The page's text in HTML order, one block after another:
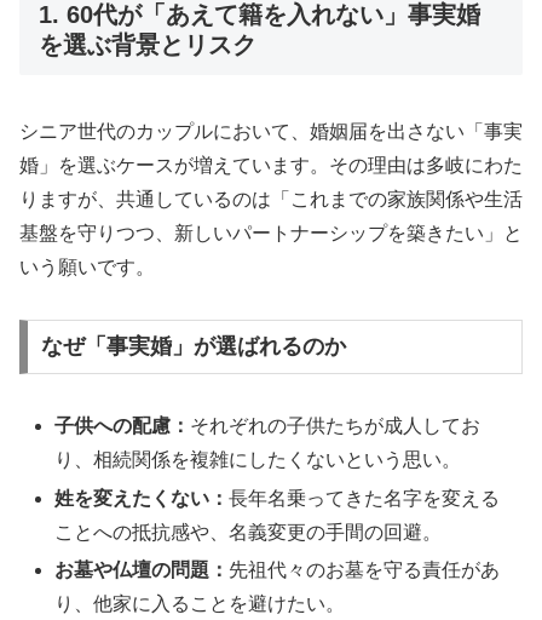
1. 60代が「あえて籍を入れない」事実婚
を選ぶ背景とリスク
シニア世代のカップルにおいて、婚姻届を出さない「事実
婚」を選ぶケースが増えています。その理由は多岐にわた
りますが、共通しているのは「これまでの家族関係や生活
基盤を守りつつ、新しいパートナーシップを築きたい」と
いう願いです。
なぜ「事実婚」が選ばれるのか
子供への配慮： それぞれの子供たちが成人してお
り、相続関係を複雑にしたくないという思い。
姓を変えたくない：長年名乗ってきた名字を変える
ことへの抵抗感や、名義変更の手間の回避。
お墓や仏壇の問題： 先祖代々のお墓を守る責任があ
り、他家に入ることを避けたい。